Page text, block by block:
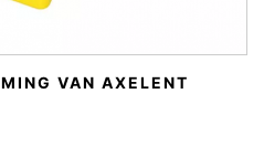
VAN AXELENT